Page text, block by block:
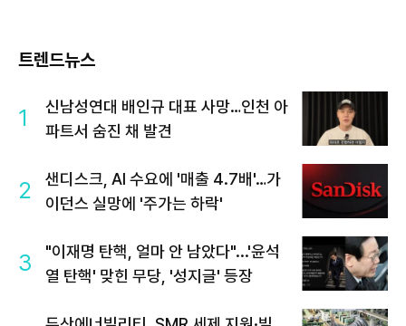
트렌드뉴스
1
신남성연대 배인규 대표 사망…인천 아
파트서 숨진 채 발견
2
샌디스크, AI 수요에 '매출 4.7배'…가
이던스 실망에 '주가는 하락'
3
"이재명 탄핵, 얼마 안 남았다"...'윤석
열 탄핵' 맞힌 무당, '성지글' 등장